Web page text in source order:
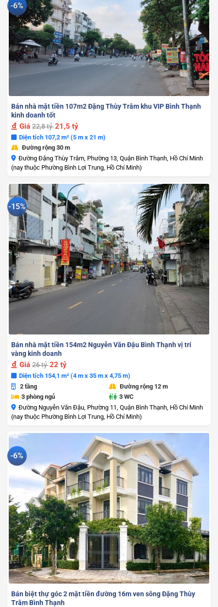
-6%
Bán nhà mặt tiền 107m2 Đặng Thùy Trâm khu VIP Bình Thạnh
kinh doanh tốt
Giá22,8 tỷ21,5 tỷ
Diện tích 107,2 m² (5 m x 21 m)
Đường rộng 30 m
Đường Đặng Thùy Trâm, Phường 13, Quận Bình Thạnh, Hồ Chí Minh
(nay thuộc Phường Bình Lợi Trung, Hồ Chí Minh)
-15%
Bán nhà mặt tiền 154m2 Nguyễn Văn Đậu Bình Thạnh vị trí
vàng kinh doanh
Giá26 tỷ22 tỷ
Diện tích 154,1 m² (4 m x 35 m x 4,75 m)
2 tầng
Đường rộng 12 m
3 phòng ngủ
3 WC
Đường Nguyễn Văn Đậu, Phường 11, Quận Bình Thạnh, Hồ Chí Minh
(nay thuộc Phường Bình Lợi Trung, Hồ Chí Minh)
-6%
Bán biệt thự góc 2 mặt tiền đường 16m ven sông Đặng Thùy
Trâm Bình Thạnh